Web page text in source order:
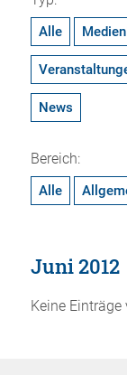
Alle
News
Bereich:
Alle
Juni 2012
Keine